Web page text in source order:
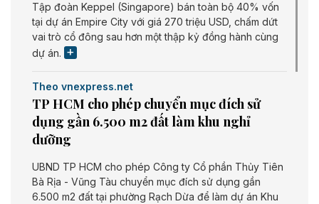
Tập đoàn Keppel (Singapore) bán toàn bộ 40% vốn
tại dự án Empire City với giá 270 triệu USD, chấm dứt
vai trò cổ đông sau hơn một thập kỷ đồng hành cùng
dự án.
Theo vnexpress.net
TP HCM cho phép chuyển mục đích sử
dụng gần 6.500 m2 đất làm khu nghỉ
dưỡng
UBND TP HCM cho phép Công ty Cổ phần Thủy Tiên
Bà Rịa - Vũng Tàu chuyển mục đích sử dụng gần
6.500 m2 đất tại phường Rạch Dừa để làm dự án Khu